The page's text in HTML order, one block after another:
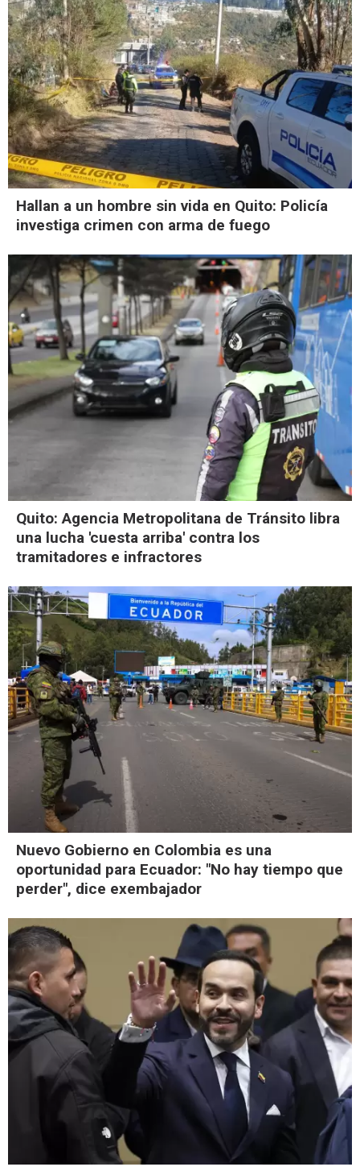
Hallan a un hombre sin vida en Quito: Policía
investiga crimen con arma de fuego
Quito: Agencia Metropolitana de Tránsito libra
una lucha 'cuesta arriba' contra los
tramitadores e infractores
Nuevo Gobierno en Colombia es una
oportunidad para Ecuador: "No hay tiempo que
perder", dice exembajador